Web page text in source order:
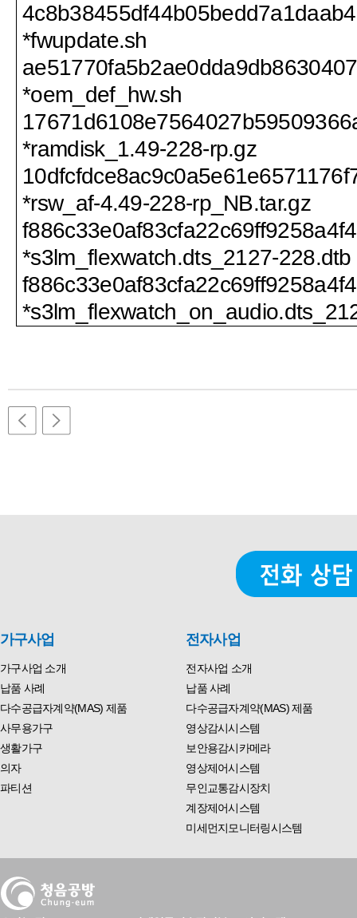
*fwupdate.sh
*oem_def_hw.sh
*ramdisk_1.49-228-rp.gz
*rsw_af-4.49-228-rp_NB.tar.gz
*s3lm_flexwatch.dts_2127-228.dtb
가구사업
가구사업 소개
납품 사례
다수공급자계약(MAS) 제품
사무용가구
생활가구
의자
파티션
전자사업
전자사업 소개
납품 사례
다수공급자계약(MAS) 제품
영상감시시스템
보안용감시카메라
영상제어시스템
무인교통감시장치
계장제어시스템
미세먼지모니터링시스템